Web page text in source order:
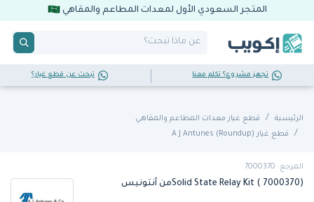
المتجر السعودي الأول لمعدات المطاعم والمقاهي
تجهز مشروع؟ تكلم معنا تبحث عن قطع غيار؟
الرئيسية
قطع غيار معدات المطاعم والمقاهي
قطع غيار A J Antunes (Roundup)
المرجع: 7000370
Solid State Relay Kit ( 7000370)من أنتونيس